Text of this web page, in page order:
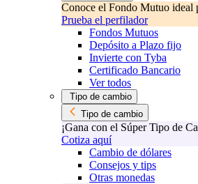
Conoce el Fondo Mutuo ideal
Prueba el perfilador
Fondos Mutuos
Depósito a Plazo fijo
Invierte con Tyba
Certificado Bancario
Ver todos
Tipo de cambio
Tipo de cambio
¡Gana con el Súper Tipo de
Cotiza aquí
Cambio de dólares
Consejos y tips
Otras monedas